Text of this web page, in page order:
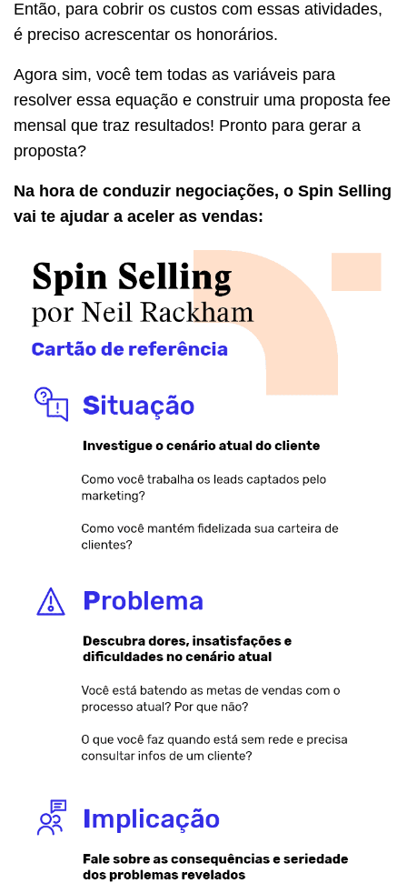
Então, para cobrir os custos com essas atividades,
é preciso acrescentar os honorários.
Agora sim, você tem todas as variáveis para
resolver essa equação e construir uma proposta fee
mensal que traz resultados! Pronto para gerar a
proposta?
Na hora de conduzir negociações, o Spin Selling
vai te ajudar a aceler as vendas: